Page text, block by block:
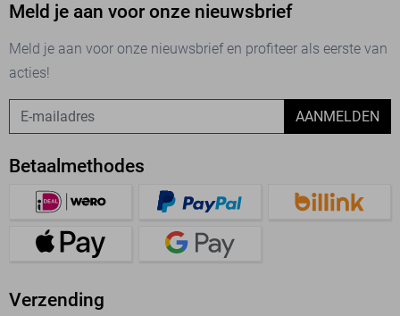
Meld je aan voor onze nieuwsbrief
Meld je aan voor onze nieuwsbrief en profiteer als eerste van
acties!
AANMELDEN
Betaalmethodes
Verzending